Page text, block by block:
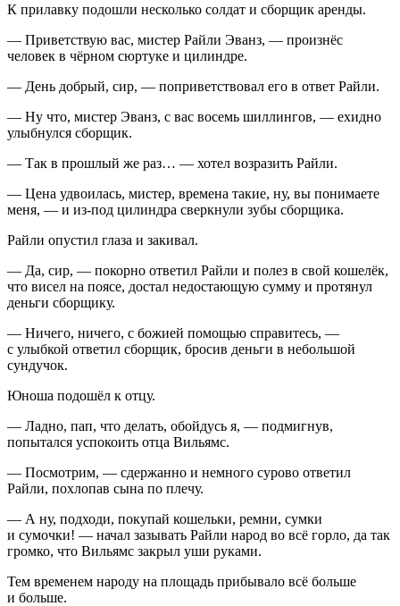
К прилавку подошли несколько солдат и сборщик аренды.
— Приветствую вас, мистер Райли Эванз, — произнёс
человек в чёрном сюртуке и цилиндре.
— День добрый, сир, — поприветствовал его в ответ Райли.
— Ну что, мистер Эванз, с вас восемь шиллингов, — ехидно
улыбнулся сборщик.
— Так в прошлый же раз… — хотел возразить Райли.
— Цена удвоилась, мистер, времена такие, ну, вы понимаете
меня, — и из-под цилиндра сверкнули зубы сборщика.
Райли опустил глаза и закивал.
— Да, сир, — покорно ответил Райли и полез в свой кошелёк,
что висел на поясе, достал недостающую сумму и протянул
деньги сборщику.
— Ничего, ничего, с божией помощью справитесь, —
с улыбкой ответил сборщик, бросив деньги в небольшой
сундучок.
Юноша подошёл к отцу.
— Ладно, пап, что делать, обойдусь я, — подмигнув,
попытался успокоить отца Вильямс.
— Посмотрим, — сдержанно и немного сурово ответил
Райли, похлопав сына по плечу.
— А ну, подходи, покупай кошельки, ремни, сумки
и сумочки! — начал зазывать Райли народ во всё горло, да так
громко, что Вильямс закрыл уши руками.
Тем временем народу на площадь прибывало всё больше
и больше.